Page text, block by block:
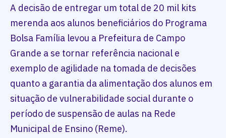
A decisão de entregar um total de 20 mil kits
merenda aos alunos beneficiários do Programa
Bolsa Família levou a Prefeitura de Campo
Grande a se tornar referência nacional e
exemplo de agilidade na tomada de decisões
quanto a garantia da alimentação dos alunos em
situação de vulnerabilidade social durante o
período de suspensão de aulas na Rede
Municipal de Ensino (Reme).